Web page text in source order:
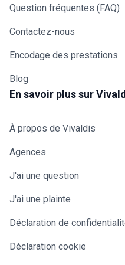
Question fréquentes (FAQ)
Contactez-nous
Encodage des prestations
Blog
En savoir plus sur
À propos de Vivaldis
Agences
J'ai une question
J'ai une plainte
Déclaration de
Déclaration cookie